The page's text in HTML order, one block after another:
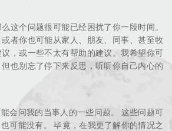
这个问题很可能已经困扰了你一段时间。
者你也可能从家人、朋友、同事、甚至牧
，或一些不太有帮助的建议。我希望你可
也别忘了停下来反思，听听你自己内心的
会问我的当事人的一些问题。 这些问题可
可能没有。 毕竟，在我更了解你的情况之